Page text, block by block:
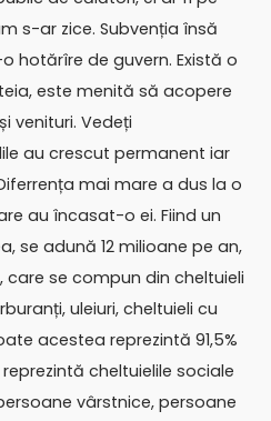
s-ar zice. Subvenția însă
hotărîre de guvern. Există o
este menită să acopere
venituri. Vedeți
au crescut permanent iar
mai mare a dus la o
au încasat-o ei. Fiind un
se adună 12 milioane pe an,
se compun din cheltuieli
uleiuri, cheltuieli cu
acestea reprezintă 91,5%
cheltuielile sociale
vârstnice, persoane